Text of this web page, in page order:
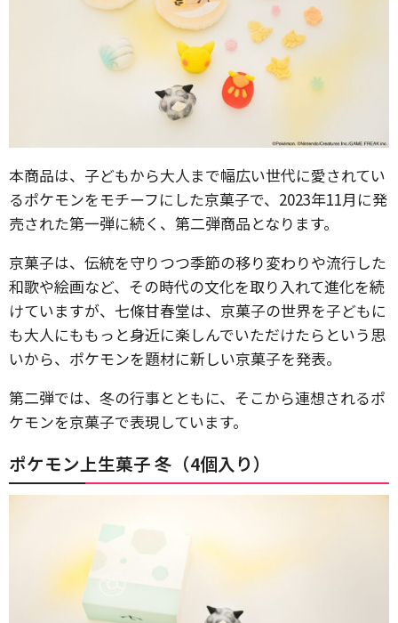
本商品は、子どもから大人まで幅広い世代に愛されてい
るポケモンをモチーフにした京菓子で、2023年11月に発
売された第一弾に続く、第二弾商品となります。
京菓子は、伝統を守りつつ季節の移り変わりや流行した
和歌や絵画など、その時代の文化を取り入れて進化を続
けていますが、七條甘春堂は、京菓子の世界を子どもに
も大人にももっと身近に楽しんでいただけたらという思
いから、ポケモンを題材に新しい京菓子を発表。
第二弾では、冬の行事とともに、そこから連想されるポ
ケモンを京菓子で表現しています。
ポケモン上生菓子 冬（4個入り）